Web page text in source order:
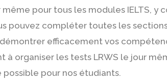
pour tous les modules IELTS, y
pouvez compléter toutes les
efficacement vos
organiser les tests LRWS le jour
possible pour nos étudiants.